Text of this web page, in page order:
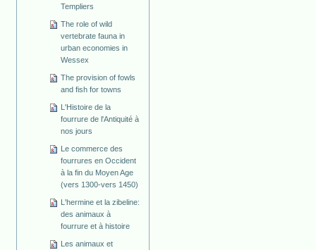
Templiers
The role of wild
vertebrate fauna in
urban economies in
Wessex
The provision of fowls
and fish for towns
L'Histoire de la
fourrure de l'Antiquité à
nos jours
Le commerce des
fourrures en Occident
à la fin du Moyen Age
(vers 1300-vers 1450)
L'hermine et la zibeline:
des animaux à
fourrure et à histoire
Les animaux et